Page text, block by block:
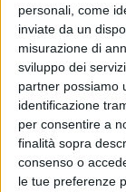
personali, come
inviate da un
misurazione di
sviluppo dei servizi.
partner possiamo
identificazione
per consentire a
finalità sopra
consenso o
le tue preferenze
fa sognare i
Era
faceva vivo sui
scrivendo un
insieme?
diAndrea Daz